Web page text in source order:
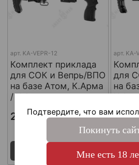
арт. KA-VEPR-12
Комплект приклада
для СОК и Вепрь/ВПО
на базе Атом, К.Арма
/ K.Arma
21 765 ₽
Поставка 7 - 14 дней
арт. KA-
для
на
21
Подтвердите, что вам
Покинуть
Мне есть 18